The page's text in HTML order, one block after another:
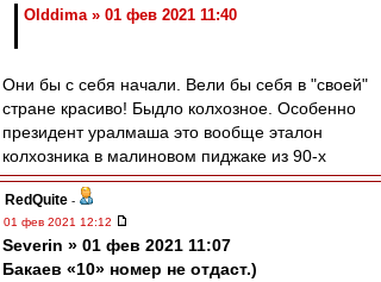
Olddima » 01 фев 2021 11:40
Они бы с себя начали. Вели бы себя в "своей"
стране красиво! Быдло колхозное. Особенно
президент уралмаша это вообще эталон
колхозника в малиновом пиджаке из 90-х
RedQuite -
01 фев 2021 12:12
Severin » 01 фев 2021 11:07
Бакаев «10» номер не отдаст.)